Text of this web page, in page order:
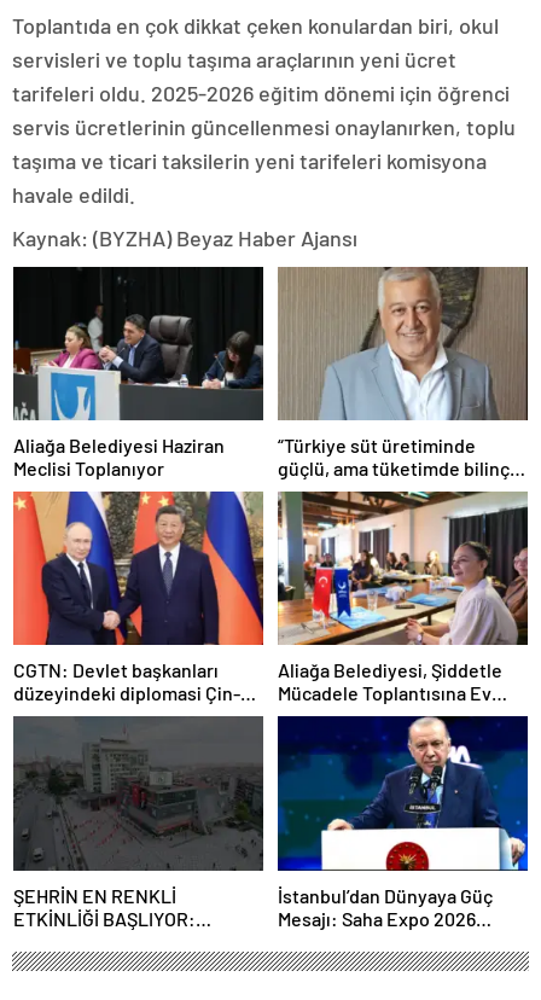
Toplantıda en çok dikkat çeken konulardan biri, okul
servisleri ve toplu taşıma araçlarının yeni ücret
tarifeleri oldu. 2025-2026 eğitim dönemi için öğrenci
servis ücretlerinin güncellenmesi onaylanırken, toplu
taşıma ve ticari taksilerin yeni tarifeleri komisyona
havale edildi.
Kaynak: (BYZHA) Beyaz Haber Ajansı
Aliağa Belediyesi Haziran
Meclisi Toplanıyor
“Türkiye süt üretiminde
güçlü, ama tüketimde bilinç
şart”
CGTN: Devlet başkanları
düzeyindeki diplomasi Çin-
Rusya arasındaki büyüyen
ortaklığı güçlendiriyor
Aliağa Belediyesi, Şiddetle
Mücadele Toplantısına Ev
Sahipliği Yaptı
ŞEHRİN EN RENKLİ
ETKİNLİĞİ BAŞLIYOR:
FESTİVALİ” HEYECANI
İstanbul’dan Dünyaya Güç
Mesajı: Saha Expo 2026